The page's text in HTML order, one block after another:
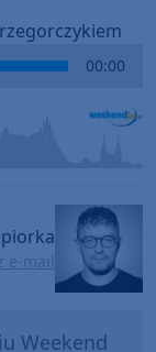
00:00
e-mail
Weekend